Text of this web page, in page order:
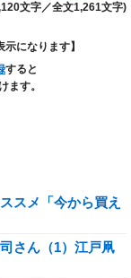
文字／全文1,261文字)
になります】
すると
ます。
スメ「今から買え
さん（1）江戸凧